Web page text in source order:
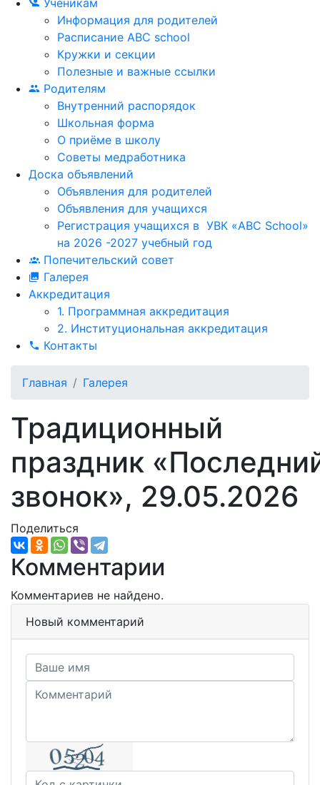
Ученикам
Информация для родителей
Расписание ABC school
Кружки и секции
Полезные и важные ссылки
Родителям
Внутренний распорядок
Школьная форма
О приёме в школу
Советы медработника
Доска объявлений
Объявления для родителей
Объявления для учащихся
Регистрация учащихся в УВК «ABC School»
на 2026 -2027 учебный год
Попечительский совет
Галерея
Аккредитация
1. Программная аккредитация
2. Институциональная аккредитация
Контакты
Главная Галерея
Традиционный
праздник
звонок», 29.05.2026
Поделиться
Комментарии
Комментариев не найдено.
Новый комментарий